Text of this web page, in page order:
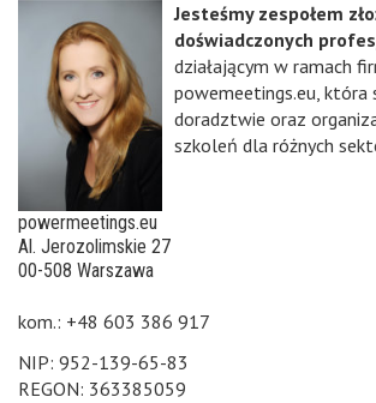
Jesteśmy zespołem
doświadczonych
działającym w ramach
powemeetings.eu, która
doradztwie oraz
szkoleń dla różnych
powermeetings.eu
Al. Jerozolimskie 27
00-508 Warszawa
kom.: +48 603 386 917
NIP: 952-139-65-83
REGON: 363385059